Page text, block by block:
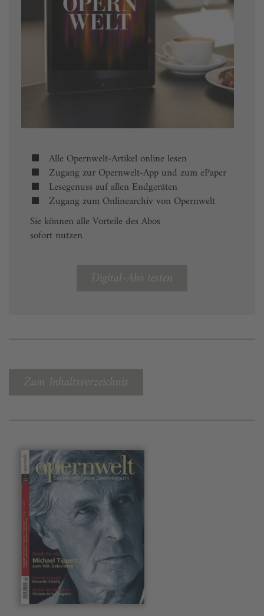
Alle Opernwelt-Artikel online lesen
Zugang zur Opernwelt-App und zum ePaper
Lesegenuss auf allen Endgeräten
Zugang zum Onlinearchiv von Opernwelt
Sie können alle Vorteile des Abos
sofort nutzen
Digital-Abo testen
Zum Inhaltsverzeichnis